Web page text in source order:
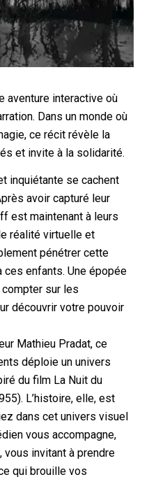
aventure interactive où
Dans un monde où
ce récit révèle la
et invite à la solidarité.
inquiétante se cachent
avoir capturé leur
est maintenant à leurs
réalité virtuelle et
pénétrer cette
ces enfants. Une épopée
sur les
découvrir votre pouvoir
Mathieu Pradat, ce
déploie un univers
du film La Nuit du
L’histoire, elle, est
dans cet univers visuel
vous accompagne,
invitant à prendre
qui brouille vos